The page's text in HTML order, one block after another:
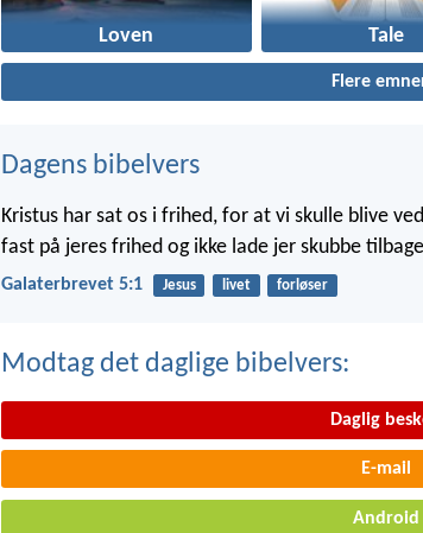
Loven Tale
Flere
Dagens bibelvers
Kristus har sat os i frihed, for at vi skulle blive
fast på jeres frihed og ikke lade jer skubbe
Galaterbrevet 5:1 Jesus livet forløser
Modtag det daglige bibelvers:
Daglig
E-mail
Android